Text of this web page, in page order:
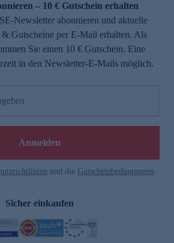
– 10 € Gutschein erhalten
Newsletter abonnieren und aktuelle
Gutscheine per E-Mail erhalten. Als
Sie einen 10 € Gutschein. Eine
in den Newsletter-E-Mails möglich.
Anmelden
und die Gutscheinbedingungen
Sicher einkaufen